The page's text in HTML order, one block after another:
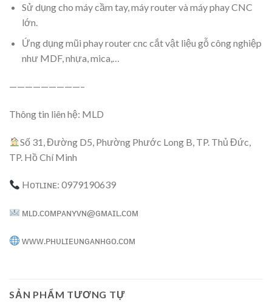
Sử dụng cho máy cầm tay, máy router và máy phay CNC
lớn.
Ứng dụng mũi phay router cnc cắt vật liệu gỗ công nghiệp
như MDF, nhựa, mica,…
—————————–
Thông tin liên hệ: MLD
Số 31, Đường D5, Phường Phước Long B, TP. Thủ Đức,
TP. Hồ Chí Minh
Hᴏᴛʟɪɴᴇ: 0979190639
ᴍʟᴅ.ᴄᴏᴍᴘᴀɴʏᴠɴ@ɢᴍᴀɪʟ.ᴄᴏᴍ
ᴡᴡᴡ.ᴘʜᴜʟɪᴇᴜɴɢᴀɴʜɢᴏ.ᴄᴏᴍ
SẢN PHẨM TƯƠNG TỰ